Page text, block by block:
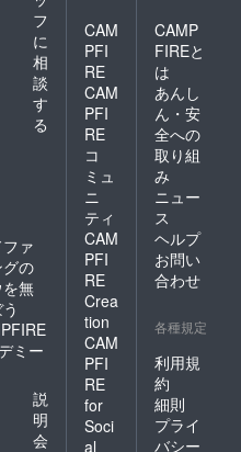
フ
に
相
談
す
る
ァ
の
を無
ミー
説
明
会
CAM
PFI
RE
CAM
PFI
RE
コ
ミュ
ニ
ティ
CAM
PFI
RE
Crea
tion
CAM
PFI
RE
for
Soci
al
CAMP
FIREと
は
あんし
ん・安
全への
取り組
み
ニュー
ス
ヘルプ
お問い
合わせ
各種規定
利用規
約
細則
プライ
バシー